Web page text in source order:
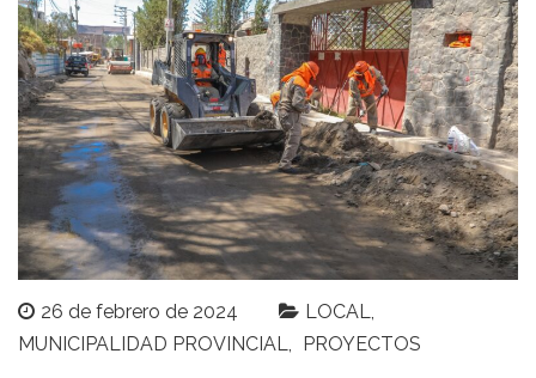
26 de febrero de 2024
LOCAL
MUNICIPALIDAD PROVINCIAL
PROYECTOS